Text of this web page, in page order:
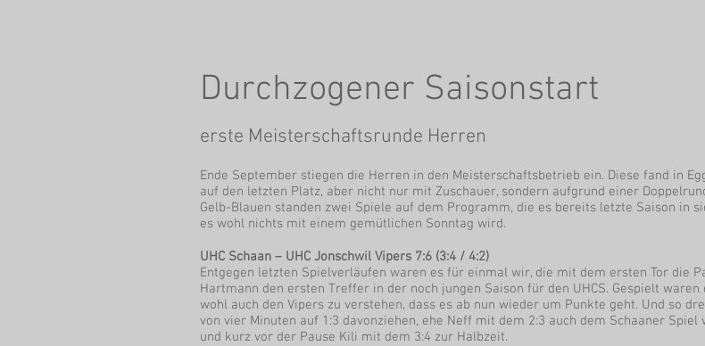
Durchzogener Saisonstart
erste Meisterschaftsrunde Herren
Ende September stiegen die Herren in den Meisterschaftsbetrieb ein. Diese fand in
auf den letzten Platz, aber nicht nur mit Zuschauer, sondern aufgrund einer
Gelb-Blauen standen zwei Spiele auf dem Programm, die es bereits letzte Saison in
es wohl nichts mit einem gemütlichen Sonntag wird.
UHC Schaan – UHC Jonschwil Vipers 7:6 (3:4 / 4:2)
Entgegen letzten Spielverläufen waren es für einmal wir, die mit dem ersten Tor die
Hartmann den ersten Treffer in der noch jungen Saison für den UHCS. Gespielt
wohl auch den Vipers zu verstehen, dass es ab nun wieder um Punkte geht. Und so
von vier Minuten auf 1:3 davonziehen, ehe Neff mit dem 2:3 auch dem Schaaner
und kurz vor der Pause Kili mit dem 3:4 zur Halbzeit.